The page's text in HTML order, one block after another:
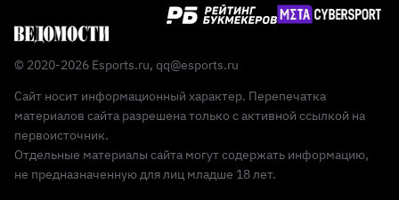
© 2020-2026 Esports.ru, qq@esports.ru
Сайт носит информационный характер. Перепечатка
материалов сайта разрешена только с активной ссылкой на
первоисточник.
Отдельные материалы сайта могут содержать информацию,
не предназначенную для лиц младше 18 лет.